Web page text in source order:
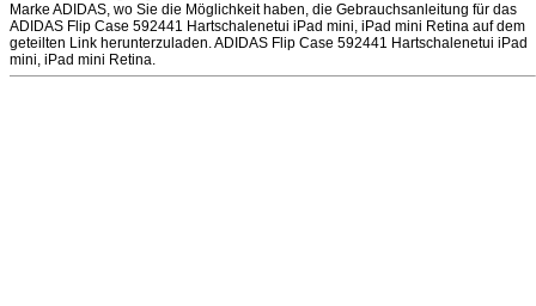
Marke ADIDAS, wo Sie die Möglichkeit haben, die Gebrauchsanleitung für das
ADIDAS Flip Case 592441 Hartschalenetui iPad mini, iPad mini Retina auf dem
geteilten Link herunterzuladen. ADIDAS Flip Case 592441 Hartschalenetui iPad
mini, iPad mini Retina.